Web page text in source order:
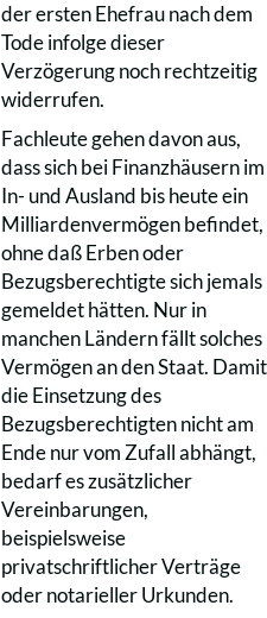
der ersten Ehefrau nach dem
Tode infolge dieser
Verzögerung noch rechtzeitig
widerrufen.
Fachleute gehen davon aus,
dass sich bei Finanzhäusern im
In- und Ausland bis heute ein
Milliardenvermögen befindet,
ohne daß Erben oder
Bezugsberechtigte sich jemals
gemeldet hätten. Nur in
manchen Ländern fällt solches
Vermögen an den Staat. Damit
die Einsetzung des
Bezugsberechtigten nicht am
Ende nur vom Zufall abhängt,
bedarf es zusätzlicher
Vereinbarungen,
beispielsweise
privatschriftlicher Verträge
oder notarieller Urkunden.